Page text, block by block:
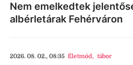
Nem emelkedtek
albérletárak Fehérváron
2026. 08. 02., 08:35 Életmód, tábor